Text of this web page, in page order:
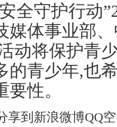
全守护行动
媒体事业部
动将保护青
的青少年,也
性。
享到 新浪微博QQ